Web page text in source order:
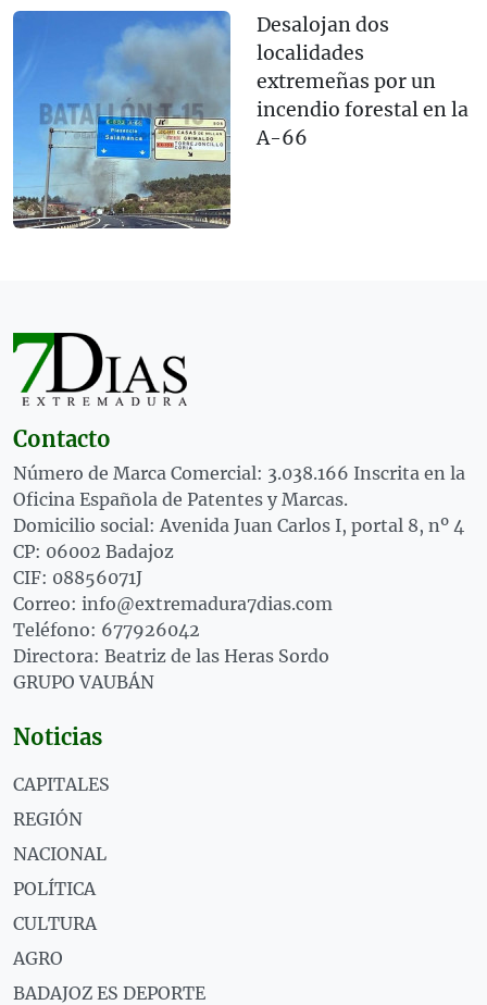
Desalojan dos
localidades
extremeñas por un
incendio forestal en la
A-66
Contacto
Número de Marca Comercial: 3.038.166 Inscrita en la
Oficina Española de Patentes y Marcas.
Domicilio social: Avenida Juan Carlos I, portal 8, nº 4
CP: 06002 Badajoz
CIF: 08856071J
Correo: info@extremadura7dias.com
Teléfono: 677926042
Directora: Beatriz de las Heras Sordo
GRUPO VAUBÁN
Noticias
CAPITALES
REGIÓN
NACIONAL
POLÍTICA
CULTURA
AGRO
BADAJOZ ES DEPORTE